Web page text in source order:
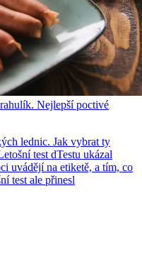
Nejlepší poctivé
lednic. Jak vybrat ty
test dTestu ukázal
uvádějí na etiketě, a tím, co
test ale přinesl